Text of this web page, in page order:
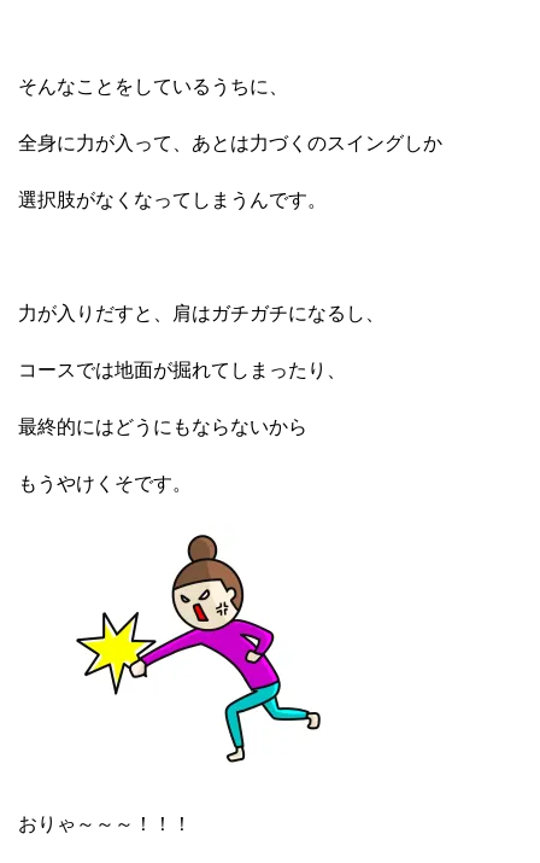
そんなことをしているうちに、
全身に力が入って、あとは力づくのスイングしか
選択肢がなくなってしまうんです。
力が入りだすと、肩はガチガチになるし、
コースでは地面が掘れてしまったり、
最終的にはどうにもならないから
もうやけくそです。
おりゃ～～～！！！